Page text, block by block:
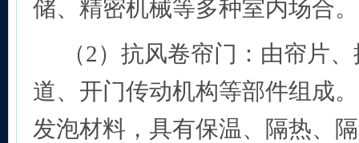
储、精密机械等多种室内场合。
（2）抗风卷帘门：由帘片
道、开门传动机构等部件组成
发泡材料，具有保温、隔热、